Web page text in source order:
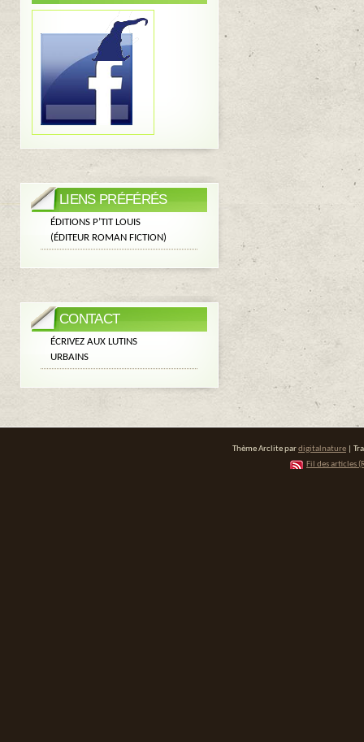
LIENS PRÉFÉRÉS
ÉDITIONS P’TIT LOUIS
(ÉDITEUR ROMAN FICTION)
CONTACT
ÉCRIVEZ AUX LUTINS
URBAINS
Thème Arclite pardigitalnature |
Fil des articles